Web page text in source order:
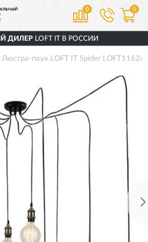
0 0
ДИЛЕРLOFT IT В РОССИИ
Люстра-паук LOFT IT Spider